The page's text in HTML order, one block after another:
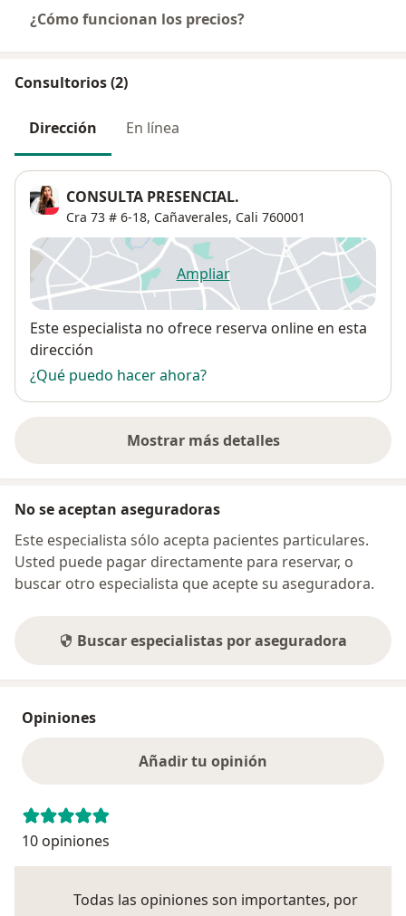
¿Cómo funcionan los precios?
Consultorios (2)
Dirección En línea
CONSULTA PRESENCIAL.
Cra 73 # 6-18, Cañaverales, Cali 760001
Ampliarse abre en una nueva
Disponibilidad
Este especialista no ofrece reserva online en esta
dirección
¿Qué puedo hacer ahora?
Mostrar más detalles
sobre la dirección
No se aceptan aseguradoras
Este especialista sólo acepta pacientes particulares.
Usted puede pagar directamente para reservar, o
buscar otro especialista que acepte su aseguradora.
Buscar especialistas por aseguradora
Opiniones
Añadir tu opinión
10 opiniones
Todas las opiniones son importantes, por